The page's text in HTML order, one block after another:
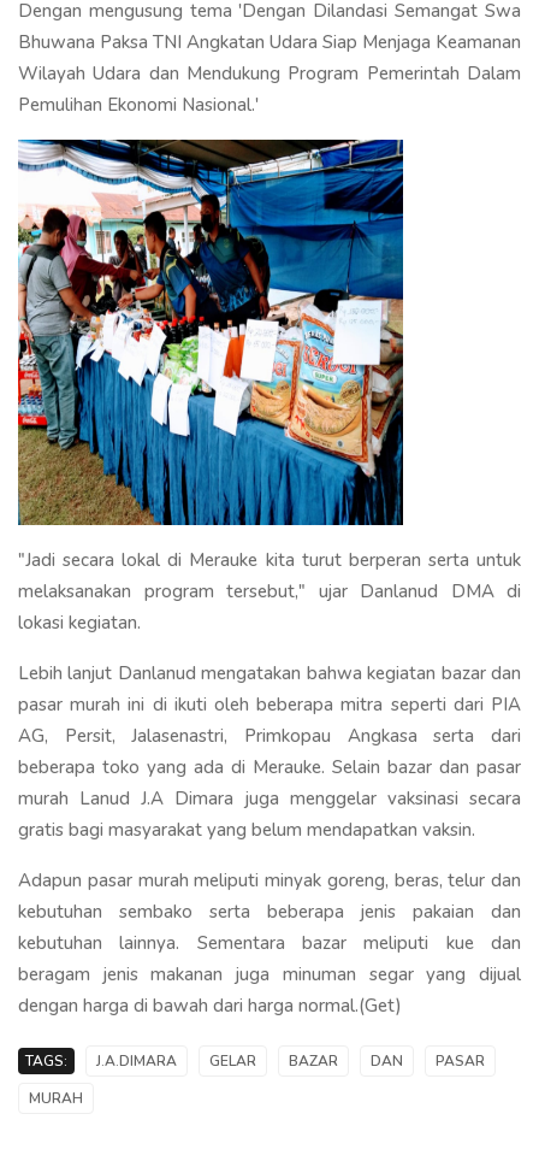
Dengan mengusung tema 'Dengan Dilandasi Semangat Swa
Bhuwana Paksa TNI Angkatan Udara Siap Menjaga Keamanan
Wilayah Udara dan Mendukung Program Pemerintah Dalam
Pemulihan Ekonomi Nasional.'
"Jadi secara lokal di Merauke kita turut berperan serta untuk
melaksanakan program tersebut," ujar Danlanud DMA di
lokasi kegiatan.
Lebih lanjut Danlanud mengatakan bahwa kegiatan bazar dan
pasar murah ini di ikuti oleh beberapa mitra seperti dari PIA
AG, Persit, Jalasenastri, Primkopau Angkasa serta dari
beberapa toko yang ada di Merauke. Selain bazar dan pasar
murah Lanud J.A Dimara juga menggelar vaksinasi secara
gratis bagi masyarakat yang belum mendapatkan vaksin.
Adapun pasar murah meliputi minyak goreng, beras, telur dan
kebutuhan sembako serta beberapa jenis pakaian dan
kebutuhan lainnya. Sementara bazar meliputi kue dan
beragam jenis makanan juga minuman segar yang dijual
dengan harga di bawah dari harga normal.(Get)
TAGS: J.A.DIMARA GELAR BAZAR DAN
PASAR
MURAH